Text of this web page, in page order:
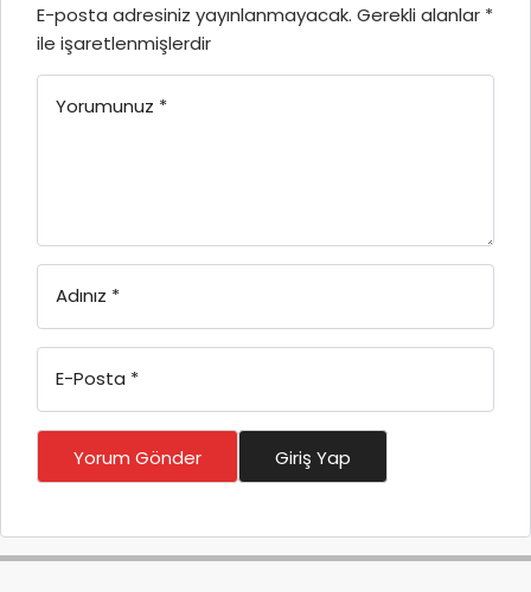
E-posta adresiniz yayınlanmayacak. Gerekli alanlar *
ile işaretlenmişlerdir
Yorumunuz *
Adınız *
E-Posta *
Yorum Gönder Giriş Yap